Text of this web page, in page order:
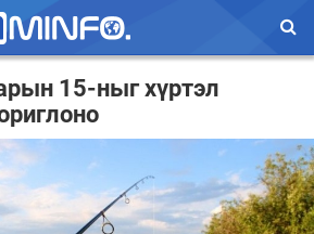
15-ныг хүртэл